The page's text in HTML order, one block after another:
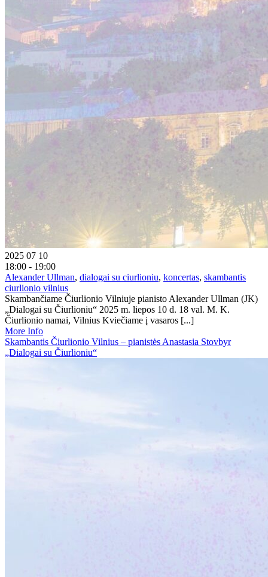
2025 07 10
18:00 - 19:00
Alexander Ullman, dialogai su ciurlioniu, koncertas, skambantis
ciurlionio vilnius
Skambančiame Čiurlionio Vilniuje pianisto Alexander Ullman (JK)
„Dialogai su Čiurlioniu“ 2025 m. liepos 10 d. 18 val. M. K.
Čiurlionio namai, Vilnius Kviečiame į vasaros [...]
More Info
Skambantis Čiurlionio Vilnius – pianistės Anastasia Stovbyr
„Dialogai su Čiurlioniu“